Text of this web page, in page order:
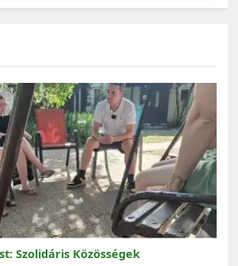
Szolidáris Közösségek